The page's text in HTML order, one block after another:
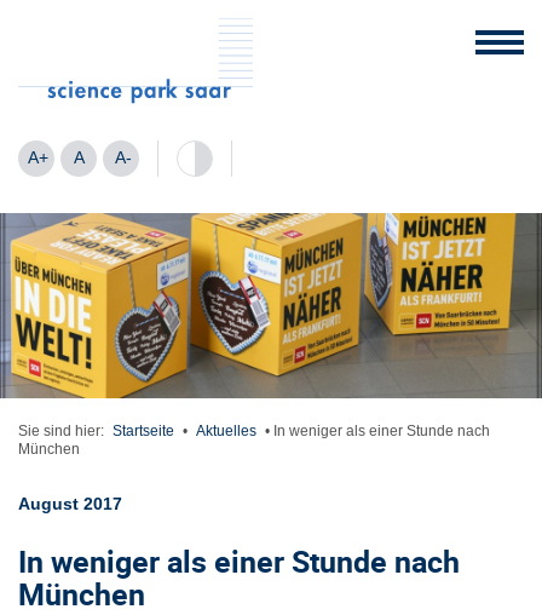
A+ A A-
Sie sind hier: Startseite • Aktuelles • In weniger als einer Stunde nach
München
August 2017
In weniger als einer Stunde nach
München